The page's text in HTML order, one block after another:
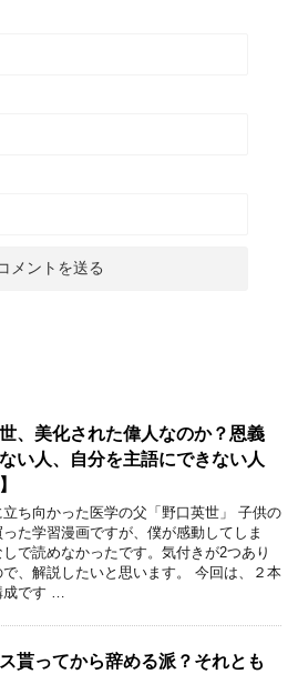
、美化された偉人なのか？恩義
い人、自分を主語にできない人
ち向かった医学の父「野口英世」 子供の
た学習漫画ですが、僕が感動してしま
で読めなかったです。気付きが2つあり
で、解説したいと思います。 今回は、２本
成です …
貰ってから辞める派？それとも